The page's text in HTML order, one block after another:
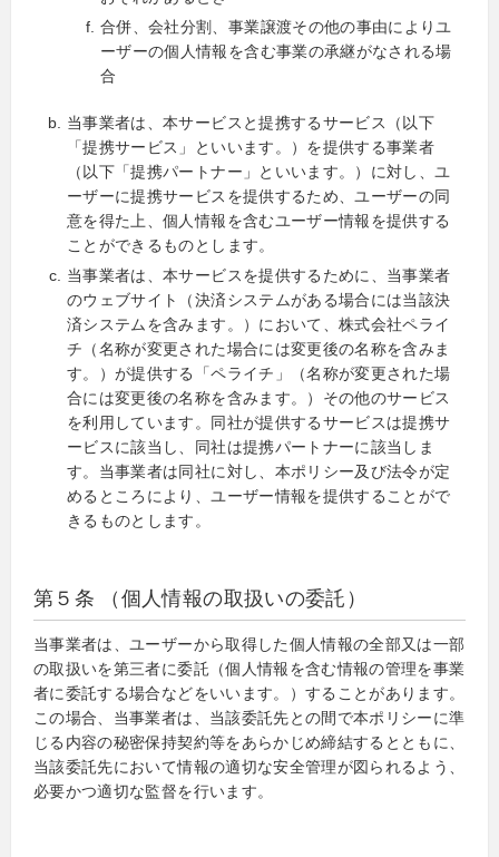
合併、会社分割、事業譲渡その他の事由によりユ
ーザーの個人情報を含む事業の承継がなされる場
合
当事業者は、本サービスと提携するサービス（以下
「提携サービス」といいます。）を提供する事業者
（以下「提携パートナー」といいます。）に対し、ユ
ーザーに提携サービスを提供するため、ユーザーの同
意を得た上、個人情報を含むユーザー情報を提供する
ことができるものとします。
当事業者は、本サービスを提供するために、当事業者
のウェブサイト（決済システムがある場合には当該決
済システムを含みます。）において、株式会社ペライ
チ（名称が変更された場合には変更後の名称を含みま
す。）が提供する「ペライチ」（名称が変更された場
合には変更後の名称を含みます。）その他のサービス
を利用しています。同社が提供するサービスは提携サ
ービスに該当し、同社は提携パートナーに該当しま
す。当事業者は同社に対し、本ポリシー及び法令が定
めるところにより、ユーザー情報を提供することがで
きるものとします。
第５条 （個人情報の取扱いの委託）
当事業者は、ユーザーから取得した個人情報の全部又は一部
の取扱いを第三者に委託（個人情報を含む情報の管理を事業
者に委託する場合などをいいます。）することがあります。
この場合、当事業者は、当該委託先との間で本ポリシーに準
じる内容の秘密保持契約等をあらかじめ締結するとともに、
当該委託先において情報の適切な安全管理が図られるよう、
必要かつ適切な監督を行います。